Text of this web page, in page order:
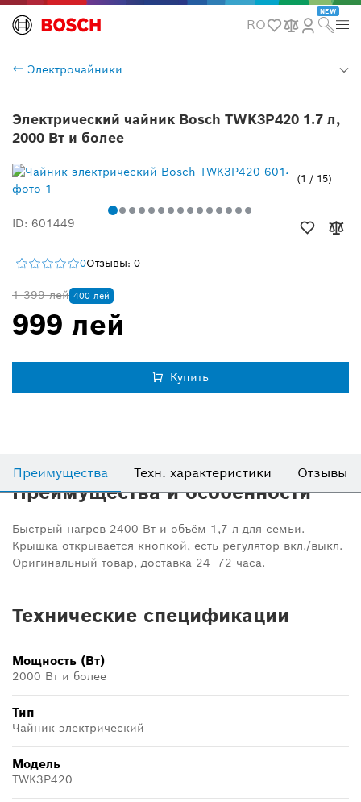
RO
NEW
Электрочайники
Электрический чайник Bosch TWK3P420 1.7 л,
2000 Вт и более
1 / 15
ID: 601449
0Отзывы: 0
1 399 лей 400 лей
999 лей
Купить
Преимущества Техн. характеристики Отзывы
Преимущества и особенности
Быстрый нагрев 2400 Вт и объём 1,7 л для семьи.
Крышка открывается кнопкой, есть регулятор вкл./выкл.
Оригинальный товар, доставка 24–72 часа.
Технические спецификации
Мощность (Вт)
2000 Вт и более
Тип
Чайник электрический
Модель
TWK3P420